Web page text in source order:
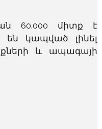
60.000 միտք է
են կապված լինել
և ապագայի